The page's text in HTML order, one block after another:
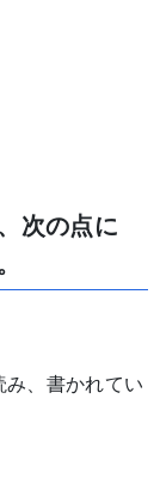
次の点に
み、書かれてい